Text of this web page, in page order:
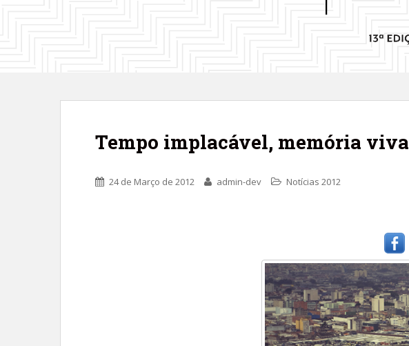
Tempo implacável, memória viva
24 de Março de 2012 admin-dev Notícias 2012